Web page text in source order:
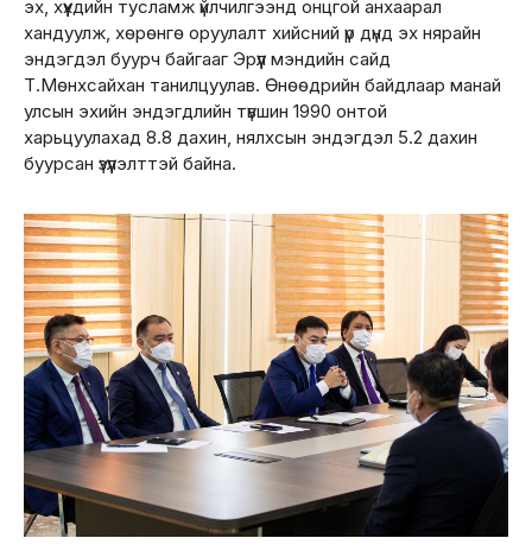
эх, хүүхдийн тусламж үйлчилгээнд онцгой анхаарал
хандуулж, хөрөнгө оруулалт хийсний үр дүнд эх нярайн
эндэгдэл буурч байгааг Эрүүл мэндийн сайд
Т.Мөнхсайхан танилцуулав. Өнөөдрийн байдлаар манай
улсын эхийн эндэгдлийн түвшин 1990 онтой
харьцуулахад 8.8 дахин, нялхсын эндэгдэл 5.2 дахин
буурсан үзүүлэлттэй байна.